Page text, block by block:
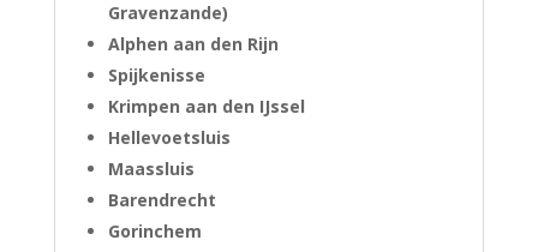
Gravenzande)
Alphen aan den Rijn
Spijkenisse
Krimpen aan den IJssel
Hellevoetsluis
Maassluis
Barendrecht
Gorinchem